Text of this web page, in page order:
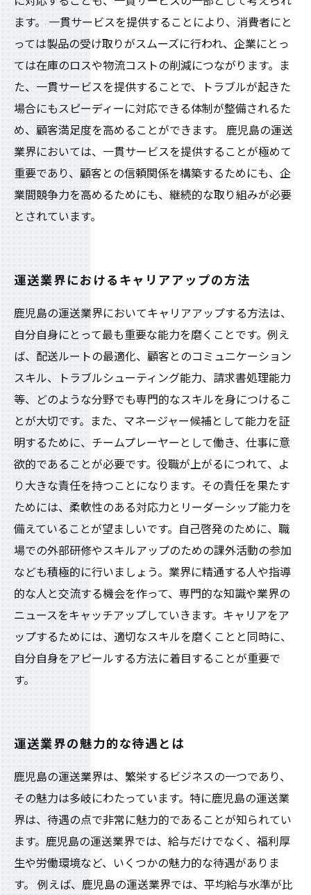
ます。 一貫サービスを提供することにより、消費者にと
っては製品の受け取りがスムーズに行われ、企業にとっ
ては在庫のロスや物流コストの削減につながります。ま
た、一貫サービスを提供することで、トラブルが起きた
場合にもスピーディーに対応できる体制が整備されるた
め、顧客満足度を高めることができます。 鹿児島の運送
業界においては、一貫サービスを提供することが極めて
重要であり、顧客との信頼関係を構築するためにも、企
業間競争力を高めるためにも、継続的な取り組みが必要
とされています。
運送業界におけるキャリアアップの方法
鹿児島の運送業界においてキャリアアップする方法は、
自分自身にとって最も重要な能力を磨くことです。例え
ば、配送ルートの最適化、顧客とのコミュニケーション
スキル、トラブルシューティング能力、請求書処理能力
等、どのような分野でも専門的なスキルを身につけるこ
とが大切です。また、マネージャー候補として能力を証
明するために、チームプレーヤーとして働き、仕事に意
欲的であることが必要です。役職が上がるにつれて、よ
り大きな責任を持つことになります。その責任を果たす
ためには、柔軟性のある対応力とリーダーシップ能力を
備えていることが望ましいです。自己啓発のために、職
場での外部研修やスキルアップのための課外活動の参加
なども積極的に行いましょう。業界に精通する人や指導
的な人と交流する機会を作って、専門的な知識や業界の
ニュースをキャッチアップしていきます。キャリアをア
ップするためには、適切なスキルを磨くことと同時に、
自分自身をアピールする方法に着目することが重要で
す。
運送業界の魅力的な待遇とは
鹿児島の運送業界は、繁栄するビジネスの一つであり、
その魅力は多岐にわたっています。特に鹿児島の運送業
界は、待遇の点で非常に魅力的であることが知られてい
ます。鹿児島の運送業界では、給与だけでなく、福利厚
生や労働環境など、いくつかの魅力的な待遇がありま
す。 例えば、鹿児島の運送業界では、平均給与水準が比